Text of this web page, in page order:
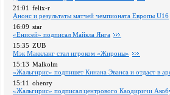
21:01 felix-r
Анонс и результаты матчей чемпионата Европы U16
16:09 star
«Енисей» подписал Майкла Янга
15:35 ZUB
Мэк Маккланг стал игроком «Жироны»
15:13 Malkolm
«Жальгирис» подпишет Кинана Эванса и отдаст в
15:11 ohenry
«Жальгирис» подписал центрового Каодиричи